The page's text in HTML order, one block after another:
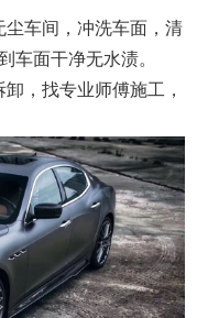
尘车间，冲洗车面，清
车面干净无水渍。
，找专业师傅施工，